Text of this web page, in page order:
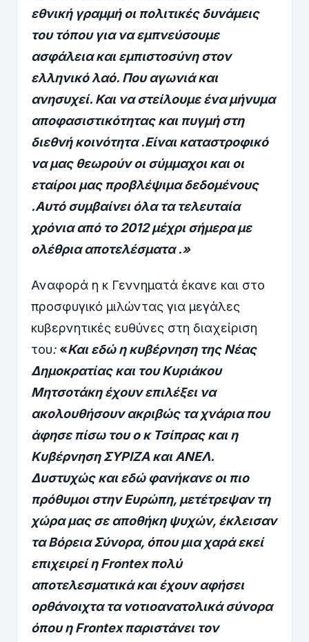
εθνική γραμμή οι πολιτικές δυνάμεις
του τόπου για να εμπνεύσουμε
ασφάλεια και εμπιστοσύνη στον
ελληνικό λαό. Που αγωνιά και
ανησυχεί. Και να στείλουμε ένα μήνυμα
αποφασιστικότητας και πυγμή στη
διεθνή κοινότητα .Είναι καταστροφικό
να μας θεωρούν οι σύμμαχοι και οι
εταίροι μας προβλέψιμα δεδομένους
.Αυτό συμβαίνει όλα τα τελευταία
χρόνια από το 2012 μέχρι σήμερα με
ολέθρια αποτελέσματα .»
Αναφορά η κ Γεννηματά έκανε και στο
προσφυγικό μιλώντας για μεγάλες
κυβερνητικές ευθύνες στη διαχείριση
του: «Και εδώ η κυβέρνηση της Νέας
Δημοκρατίας και του Κυριάκου
Μητσοτάκη έχουν επιλέξει να
ακολουθήσουν ακριβώς τα χνάρια που
άφησε πίσω του ο κ Τσίπρας και η
Κυβέρνηση ΣΥΡΙΖΑ και ΑΝΕΛ.
Δυστυχώς και εδώ φανήκανε οι πιο
πρόθυμοι στην Ευρώπη, μετέτρεψαν τη
χώρα μας σε αποθήκη ψυχών, έκλεισαν
τα Βόρεια Σύνορα, όπου μια χαρά εκεί
επιχειρεί η Frontex πολύ
αποτελεσματικά και έχουν αφήσει
ορθάνοιχτα τα νοτιοανατολικά σύνορα
όπου η Frontex παριστάνει τον